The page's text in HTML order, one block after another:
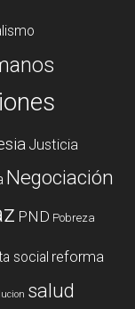
Justicia
Negociación
PND Pobreza
social reforma
salud